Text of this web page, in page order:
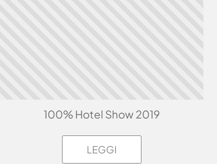
100% Hotel Show 2019
LEGGI